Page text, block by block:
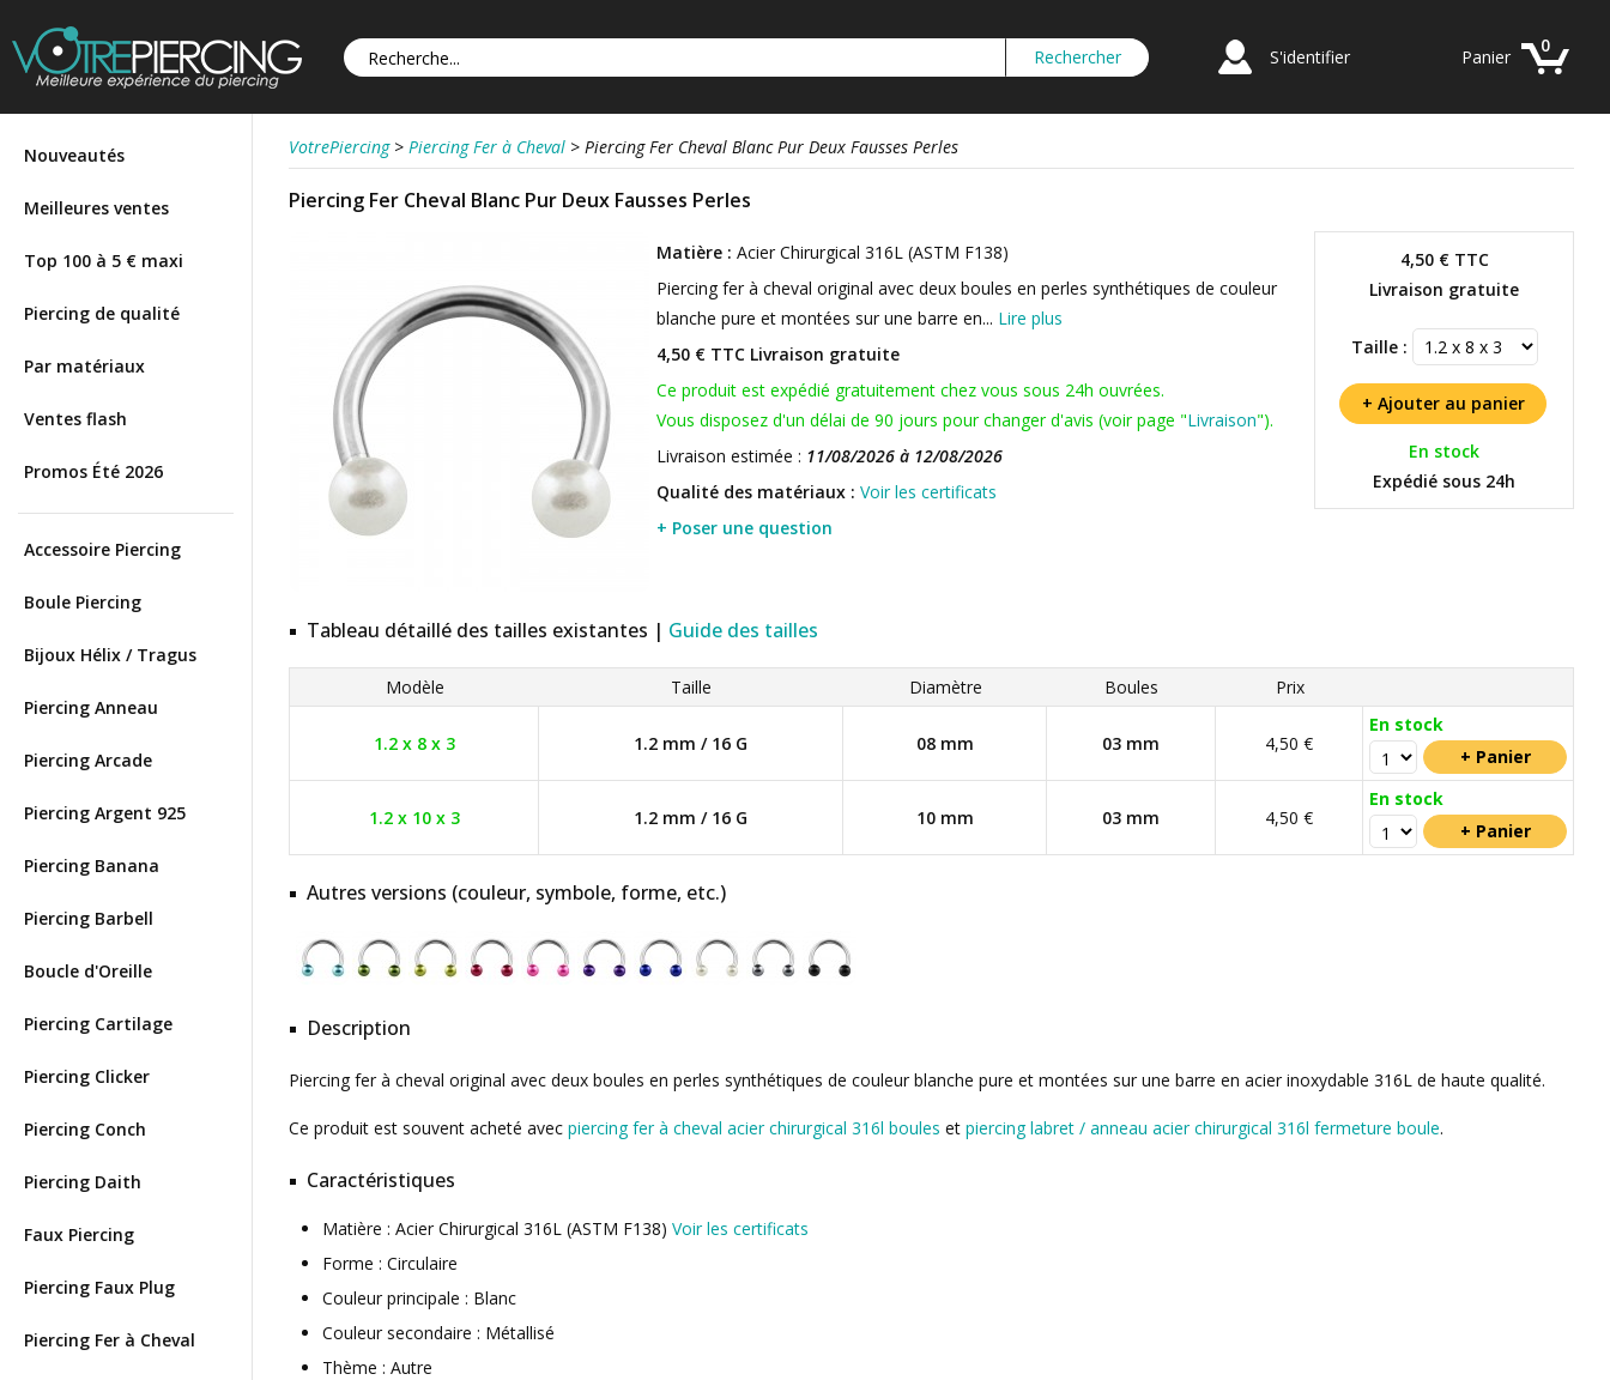
S'identifier
0
Panier
Nouveautés
Meilleures ventes
Top 100 à 5 € maxi
Piercing de qualité
Par matériaux
Ventes flash
Promos Été 2026
Accessoire Piercing
Boule Piercing
Bijoux Hélix / Tragus
Piercing Anneau
Piercing Arcade
Piercing Argent 925
Piercing Banana
Piercing Barbell
Boucle d'Oreille
Piercing Cartilage
Piercing Clicker
Piercing Conch
Piercing Daith
Faux Piercing
Piercing Faux Plug
Piercing Fer à Cheval
VotrePiercing > Piercing Fer à Cheval > Piercing Fer Cheval Blanc Pur Deux Fausses Perles
Piercing Fer Cheval Blanc Pur Deux Fausses Perles
4,50 €TTC
Livraison gratuite
Taille :
En stock
Expédié sous 24h
Matière : Acier Chirurgical 316L (ASTM F138)
Piercing fer à cheval original avec deux boules en perles synthétiques de couleur
blanche pure et montées sur une barre en... Lire plus
4,50 € TTC Livraison gratuite
Ce produit est expédié gratuitement chez vous sous 24h ouvrées.
Vous disposez d'un délai de 90 jours pour changer d'avis (voir page "Livraison").
Livraison estimée : 11/08/2026 à 12/08/2026
Qualité des matériaux : Voir les certificats
+ Poser une question
Tableau détaillé des tailles existantes | Guide des tailles
Modèle Taille Diamètre Boules Prix
1.2 x 8 x 3 1.2 mm / 16 G 08 mm 03 mm 4,50 €
En stock
1.2 x 10 x 3 1.2 mm / 16 G 10 mm 03 mm 4,50 €
En stock
Autres versions (couleur, symbole, forme, etc.)
Description
Piercing fer à cheval original avec deux boules en perles synthétiques de couleur blanche pure et montées sur une barre en acier inoxydable 316L de haute qualité.
Ce produit est souvent acheté avec piercing fer à cheval acier chirurgical 316l boules et piercing labret / anneau acier chirurgical 316l fermeture boule.
Caractéristiques
Matière : Acier Chirurgical 316L (ASTM F138) Voir les certificats
Forme : Circulaire
Couleur principale : Blanc
Couleur secondaire : Métallisé
Thème : Autre